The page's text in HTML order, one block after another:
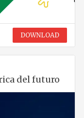
DOWNLOAD
del futuro